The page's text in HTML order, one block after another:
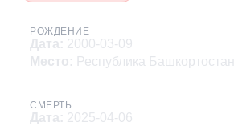
РОЖДЕНИЕ
Дата: 2000-03-09
Место: Республика Башкортостан
СМЕРТЬ
Дата: 2025-04-06